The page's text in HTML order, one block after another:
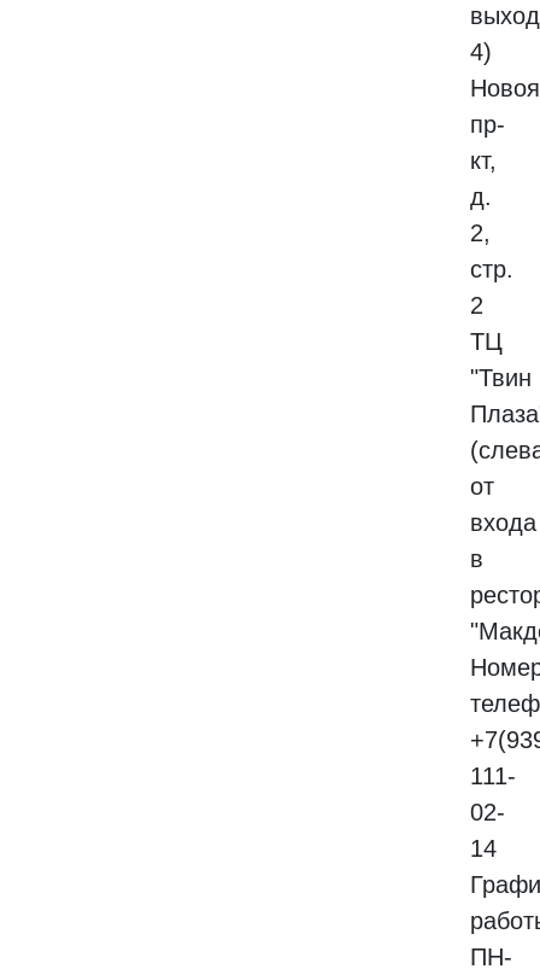
выход
4)
пр-
кт,
д.
2,
стр.
2
ТЦ
"Твин
от
входа
в
111-
02-
14
ПН-